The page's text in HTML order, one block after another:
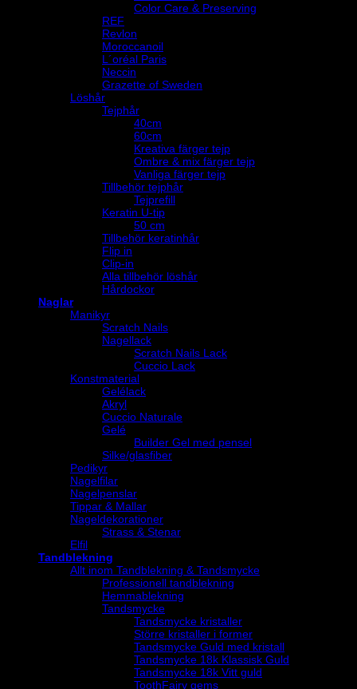
Color Care & Preserving
REF
Revlon
Moroccanoil
L´oréal Paris
Neccin
Grazette of Sweden
Löshår
Tejphår
40cm
60cm
Kreativa färger tejp
Ombre & mix färger tejp
Vanliga färger tejp
Tillbehör tejphår
Tejprefill
Keratin U-tip
50 cm
Tillbehör keratinhår
Flip in
Clip-in
Alla tillbehör löshår
Hårdockor
Naglar
Manikyr
Scratch Nails
Nagellack
Scratch Nails Lack
Cuccio Lack
Konstmaterial
Gelélack
Akryl
Cuccio Naturale
Gelé
Builder Gel med pensel
Silke/glasfiber
Pedikyr
Nagelfilar
Nagelpenslar
Tippar & Mallar
Nageldekorationer
Strass & Stenar
Elfil
Tandblekning
Allt inom Tandblekning & Tandsmycke
Professionell tandblekning
Hemmablekning
Tandsmycke
Tandsmycke kristaller
Större kristaller i former
Tandsmycke Guld med kristall
Tandsmycke 18k Klassisk Guld
Tandsmycke 18k Vitt guld
ToothFairy gems